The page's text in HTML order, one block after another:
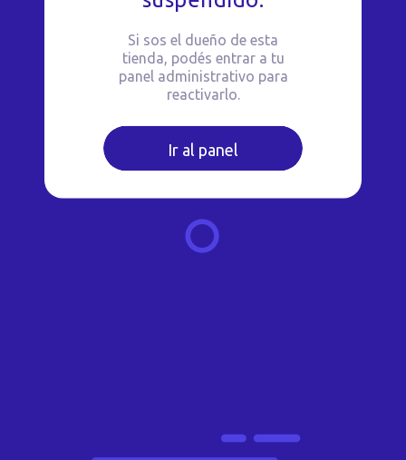
Si sos el dueño de esta
tienda, podés entrar a tu
panel administrativo para
reactivarlo.
Ir al panel